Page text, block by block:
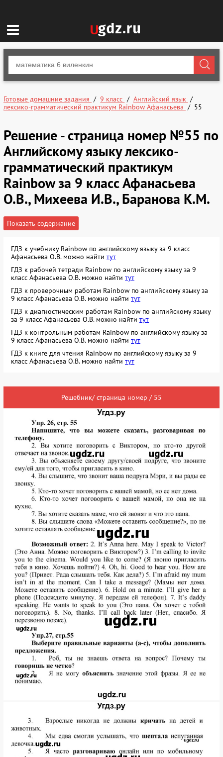
Готовые домашние задания 9 класс
Английский язык
лексико-грамматический практикум Rainbow Афанасьева
55
Решение - страница номер №55 по
Английскому языку лексико-
грамматический практикум
Rainbow за 9 класс Афанасьева
О.В., Михеева И.В., Баранова К.М.
Показать содержание
ГДЗ к учебнику Rainbow по английскому языку за 9 класс
Афанасьева О.В. можно найти тут
ГДЗ к рабочей тетради Rainbow по английскому языку за 9
класс Афанасьева О.В. можно найти тут
ГДЗ к проверочным работам Rainbow по английскому языку за
9 класс Афанасьева О.В. можно найти тут
ГДЗ к диагностическим работам Rainbow по английскому языку
за 9 класс Афанасьева О.В. можно найти тут
ГДЗ к контрольным работам Rainbow по английскому языку за
9 класс Афанасьева О.В. можно найти тут
ГДЗ к книге для чтения Rainbow по английскому языку за 9
класс Афанасьева О.В. можно найти тут
Решебник/ страница номер / 55